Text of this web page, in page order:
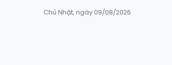
Chủ Nhật, ngày 09/08/2026